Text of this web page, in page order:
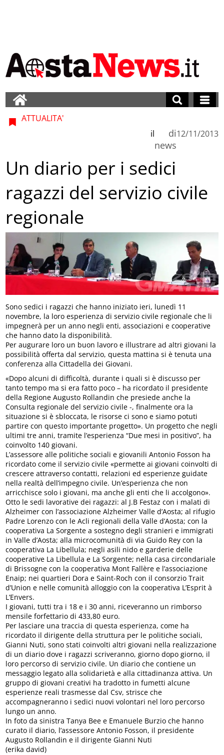
ATTUALITA'
di
news
il 12/11/2013
Un diario per i sedici
ragazzi del servizio civile
regionale
Sono sedici i ragazzi che hanno iniziato ieri, lunedì 11
novembre, la loro esperienza di servizio civile regionale che li
impegnerà per un anno negli enti, associazioni e cooperative
che hanno dato la disponibilità.
Per augurare loro un buon lavoro e illustrare ad altri giovani la
possibilità offerta dal servizio, questa mattina si è tenuta una
conferenza alla Cittadella dei Giovani.
«Dopo alcuni di difficoltà, durante i quali si è discusso per
tanto tempo ma si era fatto poco – ha ricordato il presidente
della Regione Augusto Rollandin che presiede anche la
Consulta regionale del servizio civile -, finalmente ora la
situazione si è sbloccata, le risorse ci sono e siamo potuti
partire con questo importante progetto». Un progetto che negli
ultimi tre anni, tramite l’esperienza “Due mesi in positivo”, ha
coinvolto 140 giovani.
L’assessore alle politiche sociali e giovanili Antonio Fosson ha
ricordato come il servizio civile «permette ai giovani coinvolti di
crescere attraverso contatti, relazioni ed esperienze guidate
nella realtà dell’impegno civile. Un’esperienza che non
arricchisce solo i giovani, ma anche gli enti che li accolgono».
Otto le sedi lavorative dei ragazzi: al J.B Festaz con i malati di
Alzheimer con l’associazione Alzheimer Valle d’Aosta; al rifugio
Padre Lorenzo con le Acli regionali della Valle d’Aosta; con la
cooperativa La Sorgente a sostegno degli stranieri e immigrati
in Valle d’Aosta; alla microcomunità di via Guido Rey con la
cooperativa La Libellula; negli asili nido e garderie delle
cooperative La Libellula e La Sorgente; nella casa circondariale
di Brissogne con la cooperativa Mont Fallère e l’associazione
Enaip; nei quartieri Dora e Saint-Roch con il consorzio Trait
d’Union e nelle comunità alloggio con la cooperativa L’Esprit à
L’Envers.
I giovani, tutti tra i 18 e i 30 anni, riceveranno un rimborso
mensile forfettario di 433,80 euro.
Per lasciare una traccia di questa esperienza, come ha
ricordato il dirigente della struttura per le politiche sociali,
Gianni Nuti, sono stati coinvolti altri giovani nella realizzazione
di un diario dove i ragazzi scriveranno, giorno dopo giorno, il
loro percorso di servizio civile. Un diario che contiene un
messaggio legato alla solidarietà e alla cittadinanza attiva. Un
gruppo di giovani creativi ha tradotto in fumetti alcune
esperienze reali trasmesse dal Csv, strisce che
accompagneranno i sedici nuovi volontari nel loro percorso
lungo un anno.
In foto da sinistra Tanya Bee e Emanuele Burzio che hanno
curato il diario, l’assessore Antonio Fosson, il presidente
Augusto Rollandin e il dirigente Gianni Nuti
(erika david)